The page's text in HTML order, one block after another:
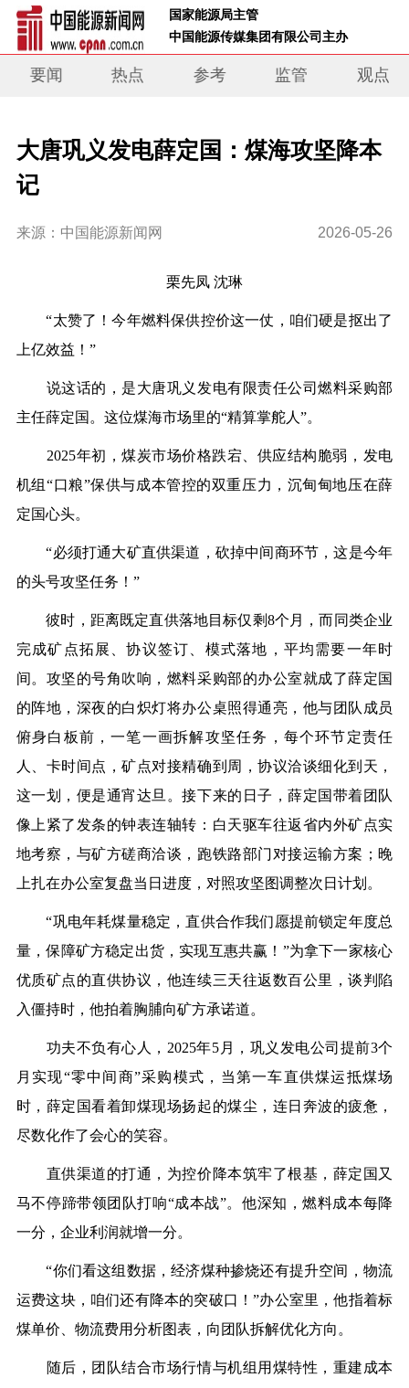
国家能源局主管
中国能源传媒集团有限公司主办
要闻 热点 参考 监管 观点
大唐巩义发电薛定国：煤海攻坚降本
记
来源：中国能源新闻网 2026-05-26
栗先凤 沈琳
“太赞了！今年燃料保供控价这一仗，咱们硬是抠出了
上亿效益！”
说这话的，是大唐巩义发电有限责任公司燃料采购部
主任薛定国。这位煤海市场里的“精算掌舵人”。
2025年初，煤炭市场价格跌宕、供应结构脆弱，发电
机组“口粮”保供与成本管控的双重压力，沉甸甸地压在薛
定国心头。
“必须打通大矿直供渠道，砍掉中间商环节，这是今年
的头号攻坚任务！”
彼时，距离既定直供落地目标仅剩8个月，而同类企业
完成矿点拓展、协议签订、模式落地，平均需要一年时
间。攻坚的号角吹响，燃料采购部的办公室就成了薛定国
的阵地，深夜的白炽灯将办公桌照得通亮，他与团队成员
俯身白板前，一笔一画拆解攻坚任务，每个环节定责任
人、卡时间点，矿点对接精确到周，协议洽谈细化到天，
这一划，便是通宵达旦。接下来的日子，薛定国带着团队
像上紧了发条的钟表连轴转：白天驱车往返省内外矿点实
地考察，与矿方磋商洽谈，跑铁路部门对接运输方案；晚
上扎在办公室复盘当日进度，对照攻坚图调整次日计划。
“巩电年耗煤量稳定，直供合作我们愿提前锁定年度总
量，保障矿方稳定出货，实现互惠共赢！”为拿下一家核心
优质矿点的直供协议，他连续三天往返数百公里，谈判陷
入僵持时，他拍着胸脯向矿方承诺道。
功夫不负有心人，2025年5月，巩义发电公司提前3个
月实现“零中间商”采购模式，当第一车直供煤运抵煤场
时，薛定国看着卸煤现场扬起的煤尘，连日奔波的疲惫，
尽数化作了会心的笑容。
直供渠道的打通，为控价降本筑牢了根基，薛定国又
马不停蹄带领团队打响“成本战”。他深知，燃料成本每降
一分，企业利润就增一分。
“你们看这组数据，经济煤种掺烧还有提升空间，物流
运费这块，咱们还有降本的突破口！”办公室里，他指着标
煤单价、物流费用分析图表，向团队拆解优化方向。
随后，团队结合市场行情与机组用煤特性，重建成本